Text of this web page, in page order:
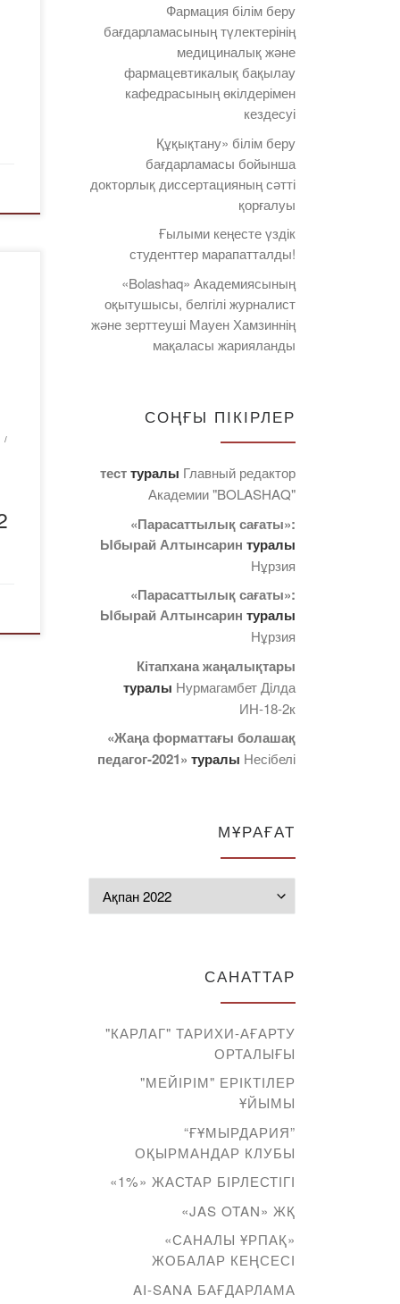
Фармация білім беру
бағдарламасының түлектерінің
медициналық және
фармацевтикалық бақылау
кафедрасының өкілдерімен
кездесуі
Құқықтану» білім беру
бағдарламасы бойынша
докторлық диссертацияның сәтті
қорғалуы
Ғылыми кеңесте үздік
студенттер марапатталды!
«Bolashaq» Академиясының
оқытушысы, белгілі журналист
және зерттеуші Мауен Хамзиннің
мақаласы жарияланды
СОҢҒЫ ПІКІРЛЕР
тесттуралы Главный редактор
Академии "BOLASHAQ"
«Парасаттылық сағаты»:
Ыбырай Алтынсарин туралы
Нұрзия
«Парасаттылық сағаты»:
Ыбырай Алтынсарин туралы
Нұрзия
Кітапхана жаңалықтары
туралы Нурмагамбет Дiлда
ИН-18-2к
«Жаңа форматтағы болашақ
педагог-2021» туралы Несібелі
МҰРАҒАТ
САНАТТАР
"КАРЛАГ" ТАРИХИ-АҒАРТУ
ОРТАЛЫҒЫ
"МЕЙІРІМ" ЕРІКТІЛЕР
ҰЙЫМЫ
“ҒҰМЫРДАРИЯ”
ОҚЫРМАНДАР КЛУБЫ
«1%» ЖАСТАР БІРЛЕСТІГІ
«JAS OTAN» ЖҚ
«САНАЛЫ ҰРПАҚ»
ЖОБАЛАР КЕҢСЕСІ
AI-SANA БАҒДАРЛАМА